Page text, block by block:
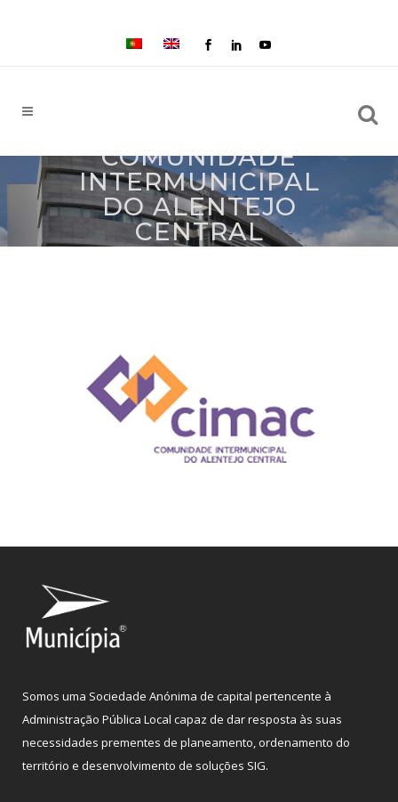
COMUNIDADE
INTERMUNICIPAL
DO ALENTEJO
CENTRAL
Somos uma Sociedade Anónima de capital pertencente à
Administração Pública Local capaz de dar resposta às suas
necessidades prementes de planeamento, ordenamento do
território e desenvolvimento de soluções SIG.